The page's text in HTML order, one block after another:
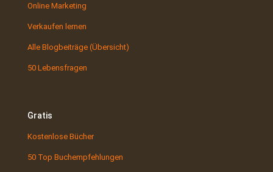
Online Marketing
Verkaufen lernen
Alle Blogbeiträge (Übersicht)
50 Lebensfragen
Gratis
Kostenlose Bücher
50 Top Buchempfehlungen